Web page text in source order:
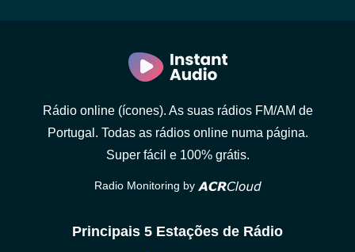
Rádio online (ícones). As suas rádios FM/AM de
Portugal. Todas as rádios online numa página.
Super fácil e 100% grátis.
Radio Monitoring by
Principais 5 Estações de Rádio